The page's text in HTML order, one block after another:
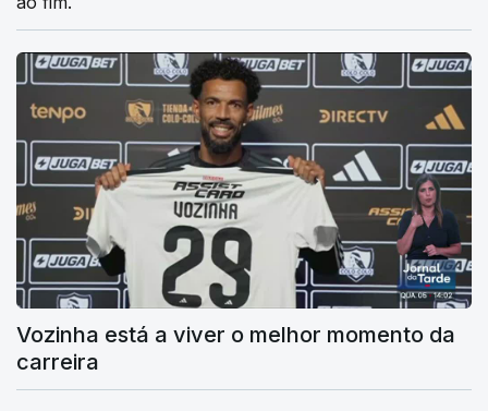
Vozinha está a viver o melhor momento da
carreira